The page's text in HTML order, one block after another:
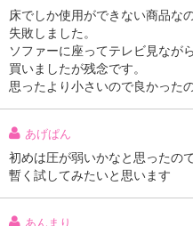
床でしか使用ができない商品な
失敗しました。
ソファーに座ってテレビ見なが
買いましたが残念です。
思ったより小さいので良かった
あげぱん
初めは圧が弱いかなと思ったの
暫く試してみたいと思います
あんまり